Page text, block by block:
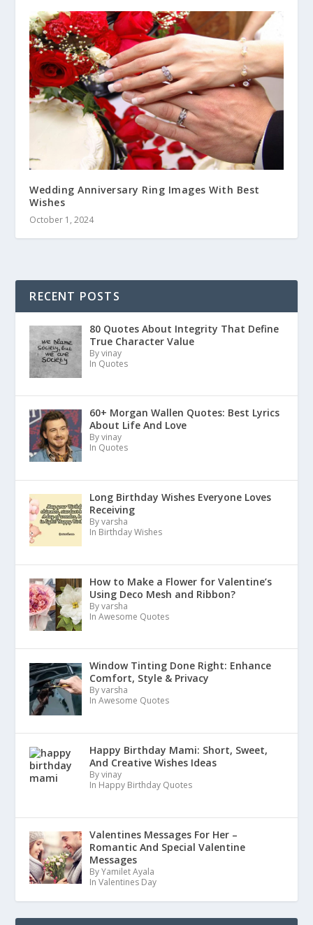
Wedding Anniversary Ring Images With Best
Wishes
October 1, 2024
RECENT POSTS
80 Quotes About Integrity That Define
True Character Value
By vinay
In Quotes
60+ Morgan Wallen Quotes: Best Lyrics
About Life And Love
By vinay
In Quotes
Long Birthday Wishes Everyone Loves
Receiving
By varsha
In Birthday Wishes
How to Make a Flower for Valentine’s
Using Deco Mesh and Ribbon?
By varsha
In Awesome Quotes
Window Tinting Done Right: Enhance
Comfort, Style & Privacy
By varsha
In Awesome Quotes
Happy Birthday Mami: Short, Sweet,
And Creative Wishes Ideas
By vinay
In Happy Birthday Quotes
Valentines Messages For Her –
Romantic And Special Valentine
Messages
By Yamilet Ayala
In Valentines Day